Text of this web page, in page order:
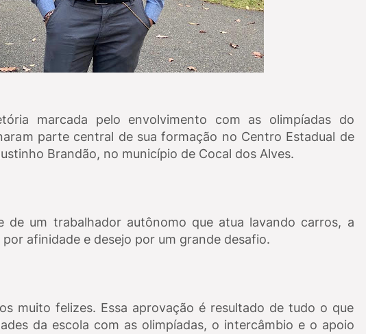
marcada pelo envolvimento com as olimpíadas do
parte central de sua formação no Centro Estadual de
Brandão, no município de Cocal dos Alves.
de um trabalhador autônomo que atua lavando carros, a
afinidade e desejo por um grande desafio.
muito felizes. Essa aprovação é resultado de tudo o que
da escola com as olimpíadas, o intercâmbio e o apoio